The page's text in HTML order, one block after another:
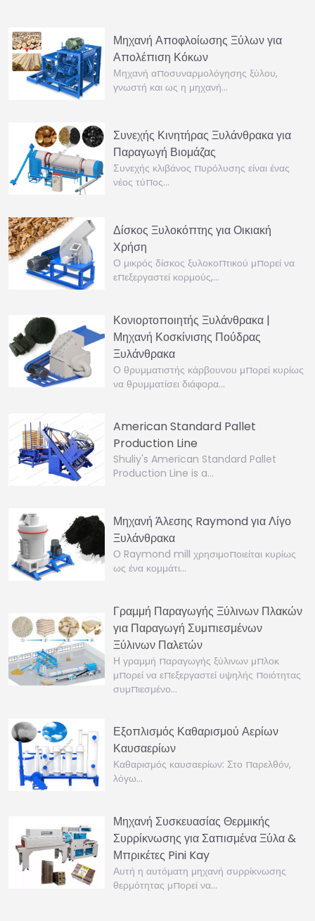
Μηχανή Αποφλοίωσης Ξύλων για
Απολέπιση Κόκων
Μηχανή αποσυναρμολόγησης ξύλου,
γνωστή και ως η μηχανή…
Συνεχής Κινητήρας Ξυλάνθρακα για
Παραγωγή Βιομάζας
Συνεχής κλιβάνος πυρόλυσης είναι ένας
νέος τύπος…
Δίσκος Ξυλοκόπτης για Οικιακή
Χρήση
Ο μικρός δίσκος ξυλοκοπτικού μπορεί να
επεξεργαστεί κορμούς,…
Κονιορτοποιητής Ξυλάνθρακα |
Μηχανή Κοσκίνισης Πούδρας
Ξυλάνθρακα
Ο θρυμματιστής κάρβουνου μπορεί κυρίως
να θρυμματίσει διάφορα…
American Standard Pallet
Production Line
Shuliy's American Standard Pallet
Production Line is a…
Μηχανή Άλεσης Raymond για Λίγο
Ξυλάνθρακα
Ο Raymond mill χρησιμοποιείται κυρίως
ως ένα κομμάτι…
Γραμμή Παραγωγής Ξύλινων Πλακών
για Παραγωγή Συμπιεσμένων
Ξύλινων Παλετών
Η γραμμή παραγωγής ξύλινων μπλοκ
μπορεί να επεξεργαστεί υψηλής ποιότητας
συμπιεσμένο…
Εξοπλισμός Καθαρισμού Αερίων
Καυσαερίων
Καθαρισμός καυσαερίων: Στο παρελθόν,
λόγω…
Μηχανή Συσκευασίας Θερμικής
Συρρίκνωσης για Σαπισμένα Ξύλα &
Μπρικέτες Pini Kay
Αυτή η αυτόματη μηχανή συρρίκνωσης
θερμότητας μπορεί να…